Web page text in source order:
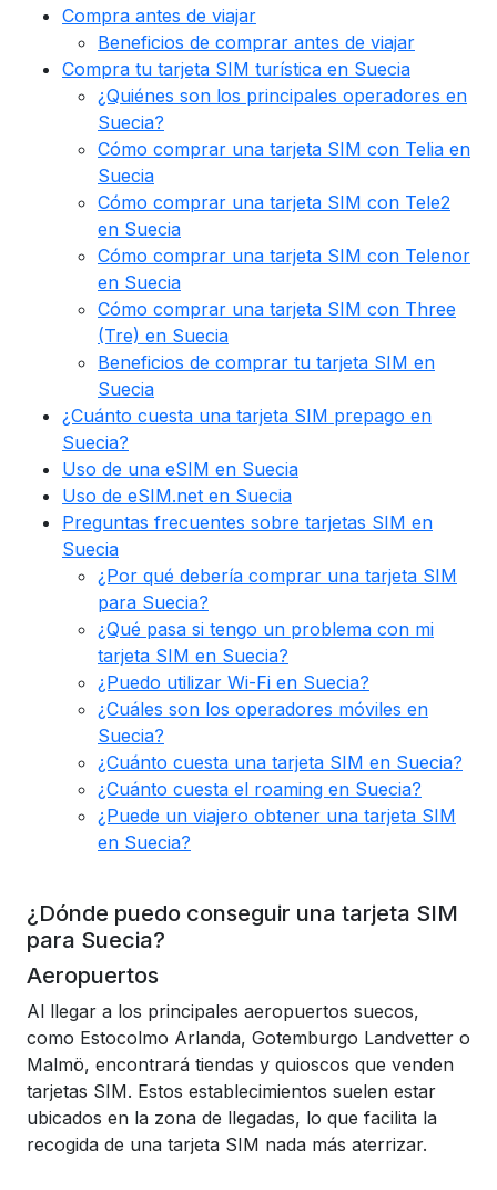
Compra antes de viajar
Beneficios de comprar antes de viajar
Compra tu tarjeta SIM turística en Suecia
¿Quiénes son los principales operadores en
Suecia?
Cómo comprar una tarjeta SIM con Telia en
Suecia
Cómo comprar una tarjeta SIM con Tele2
en Suecia
Cómo comprar una tarjeta SIM con Telenor
en Suecia
Cómo comprar una tarjeta SIM con Three
(Tre) en Suecia
Beneficios de comprar tu tarjeta SIM en
Suecia
¿Cuánto cuesta una tarjeta SIM prepago en
Suecia?
Uso de una eSIM en Suecia
Uso de eSIM.net en Suecia
Preguntas frecuentes sobre tarjetas SIM en
Suecia
¿Por qué debería comprar una tarjeta SIM
para Suecia?
¿Qué pasa si tengo un problema con mi
tarjeta SIM en Suecia?
¿Puedo utilizar Wi-Fi en Suecia?
¿Cuáles son los operadores móviles en
Suecia?
¿Cuánto cuesta una tarjeta SIM en Suecia?
¿Cuánto cuesta el roaming en Suecia?
¿Puede un viajero obtener una tarjeta SIM
en Suecia?
¿Dónde puedo conseguir una tarjeta SIM
para Suecia?
Aeropuertos
Al llegar a los principales aeropuertos suecos,
como Estocolmo Arlanda, Gotemburgo Landvetter o
Malmö, encontrará tiendas y quioscos que venden
tarjetas SIM. Estos establecimientos suelen estar
ubicados en la zona de llegadas, lo que facilita la
recogida de una tarjeta SIM nada más aterrizar.